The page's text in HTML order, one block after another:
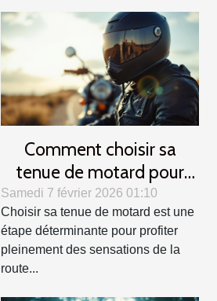
Comment choisir sa
tenue de motard pour
allier confort et sécurité ?
Samedi 7 février 2026 01:10
Choisir sa tenue de motard est une
étape déterminante pour profiter
pleinement des sensations de la
route...